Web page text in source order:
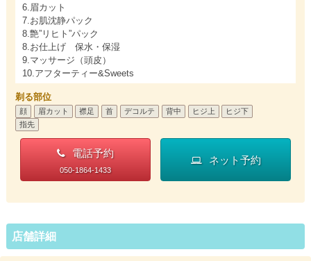
6.眉カット
7.お肌沈静パック
8.艶”リヒト”パック
8.お仕上げ 保水・保湿
9.マッサージ（頭皮）
10.アフターティー&Sweets
剃る部位
顔 眉カット 襟足 首 デコルテ 背中 ヒジ上
ヒジ下
指先
電話予約
050-1864-1433
ネット予約
店舗詳細